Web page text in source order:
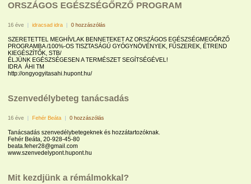
ORSZÁGOS EGÉSZSÉGŐRZŐ PROGRAM
16 éve | idracsad idra | 0 hozzászólás
SZERETETTEL MEGHÍVLAK BENNETEKET AZ ORSZÁGOS EGÉSZSÉGMEGŐRZŐ
PROGRAMBA /100%-OS TISZTASÁGÚ GYÓGYNÖVÉNYEK, FŰSZEREK, ÉTREND
KIEGÉSZÍTŐK, STB/
ÉLJÜNK EGÉSZSÉGESEN A TERMÉSZET SEGÍTSÉGÉVEL!
IDRA ÁHI TM
http://ongyogyitasahi.hupont.hu/
Szenvedélybeteg tanácsadás
16 éve | Fehér Beáta | 0 hozzászólás
Tanácsadás szenvedélybetegeknek és hozzátartozóknak.
Fehér Beáta, 20-928-45-80
beata.feher28@gmail.com
www.szenvedelypont.hupont.hu
Mit kezdjünk a rémálmokkal?